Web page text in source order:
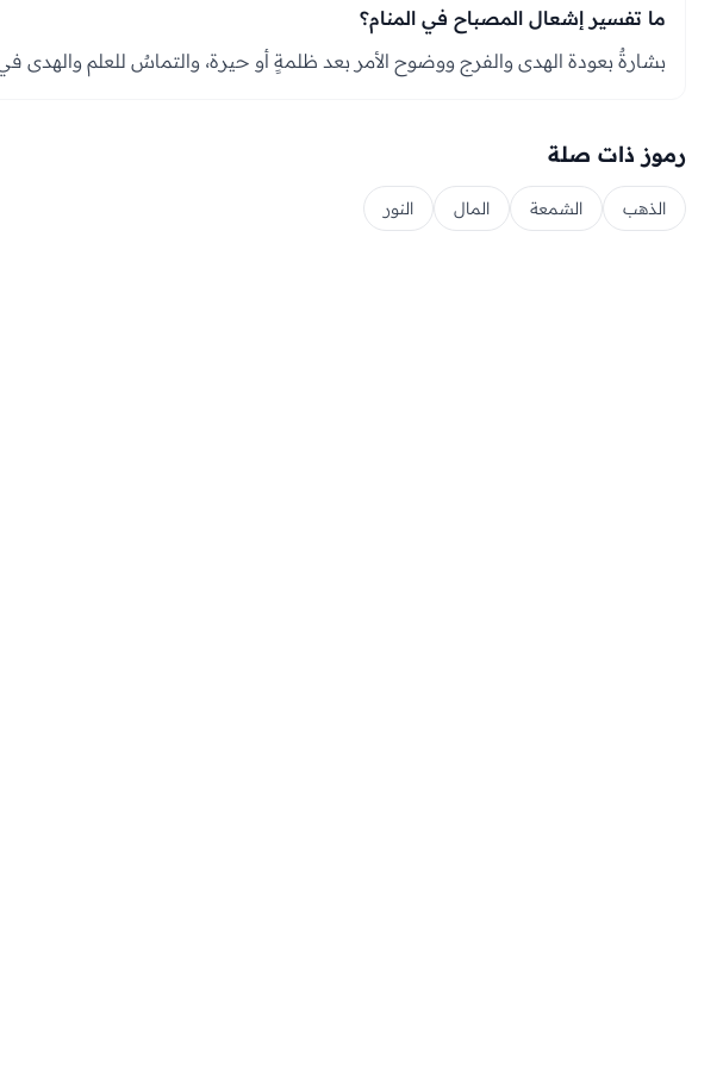
ما تفسير إشعال المصباح في المنام؟
بشارةٌ بعودة الهدى والفرج ووضوح الأمر بعد ظلمةٍ أو حيرة، والتماسٌ للعلم والهدى
رموز ذات صلة
الذهب الشمعة المال النور